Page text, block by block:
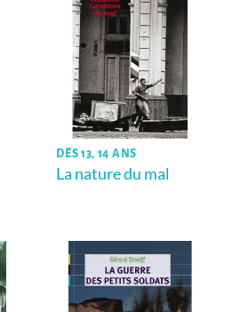
DÈS 13, 14 ANS
La nature du mal